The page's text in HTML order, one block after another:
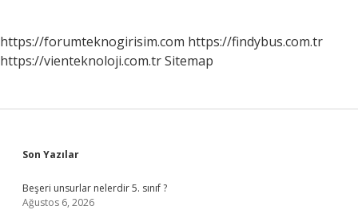
https://forumteknogirisim.com https://findybus.com.tr
https://vienteknoloji.com.trSitemap
Sidebar
Son Yazılar
Beşeri unsurlar nelerdir 5. sınıf ?
Ağustos 6, 2026